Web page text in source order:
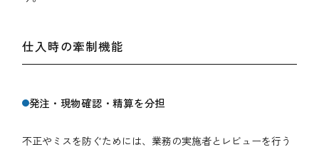
仕入時の牽制機能
発注・現物確認・精算を分担
不正やミスを防ぐためには、業務の実施者とレビューを行う